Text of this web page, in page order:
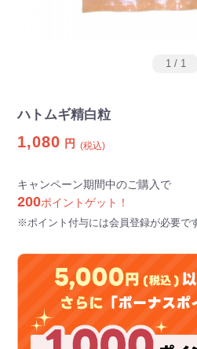
1 / 1
ハトムギ精白粒
1,080 円 (税込)
キャンペーン期間中のご購入で
200ポイントゲット！
※ポイント付与には会員登録が必要で